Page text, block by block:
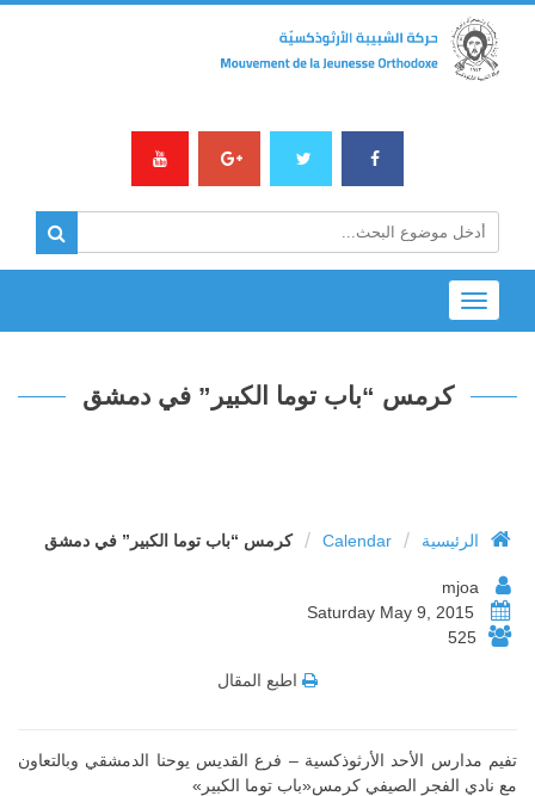
Toggle
navigation
كرمس “باب توما الكبير” في دمشق
الرئيسية /
Calendar
/ كرمس “باب توما الكبير” في دمشق
mjoa
Saturday May 9, 2015
525
اطبع المقال
تفيم مدارس الأحد الأرثوذكسية – فرع القديس يوحنا الدمشقي وبالتعاون
مع نادي الفجر الصيفي كرمس«باب توما الكبير»